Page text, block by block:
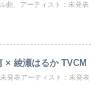
曲、アーティスト：未発表
× 綾瀬はるか TVCM
発表アーティスト：未発表